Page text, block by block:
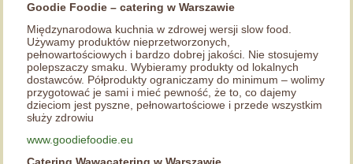
Goodie Foodie – catering w Warszawie
Międzynarodowa kuchnia w zdrowej wersji slow food.
Używamy produktów nieprzetworzonych,
pełnowartościowych i bardzo dobrej jakości. Nie stosujemy
polepszaczy smaku. Wybieramy produkty od lokalnych
dostawców. Półprodukty ograniczamy do minimum – wolimy
przygotować je sami i mieć pewność, że to, co dajemy
dzieciom jest pyszne, pełnowartościowe i przede wszystkim
służy zdrowiu
www.goodiefoodie.eu